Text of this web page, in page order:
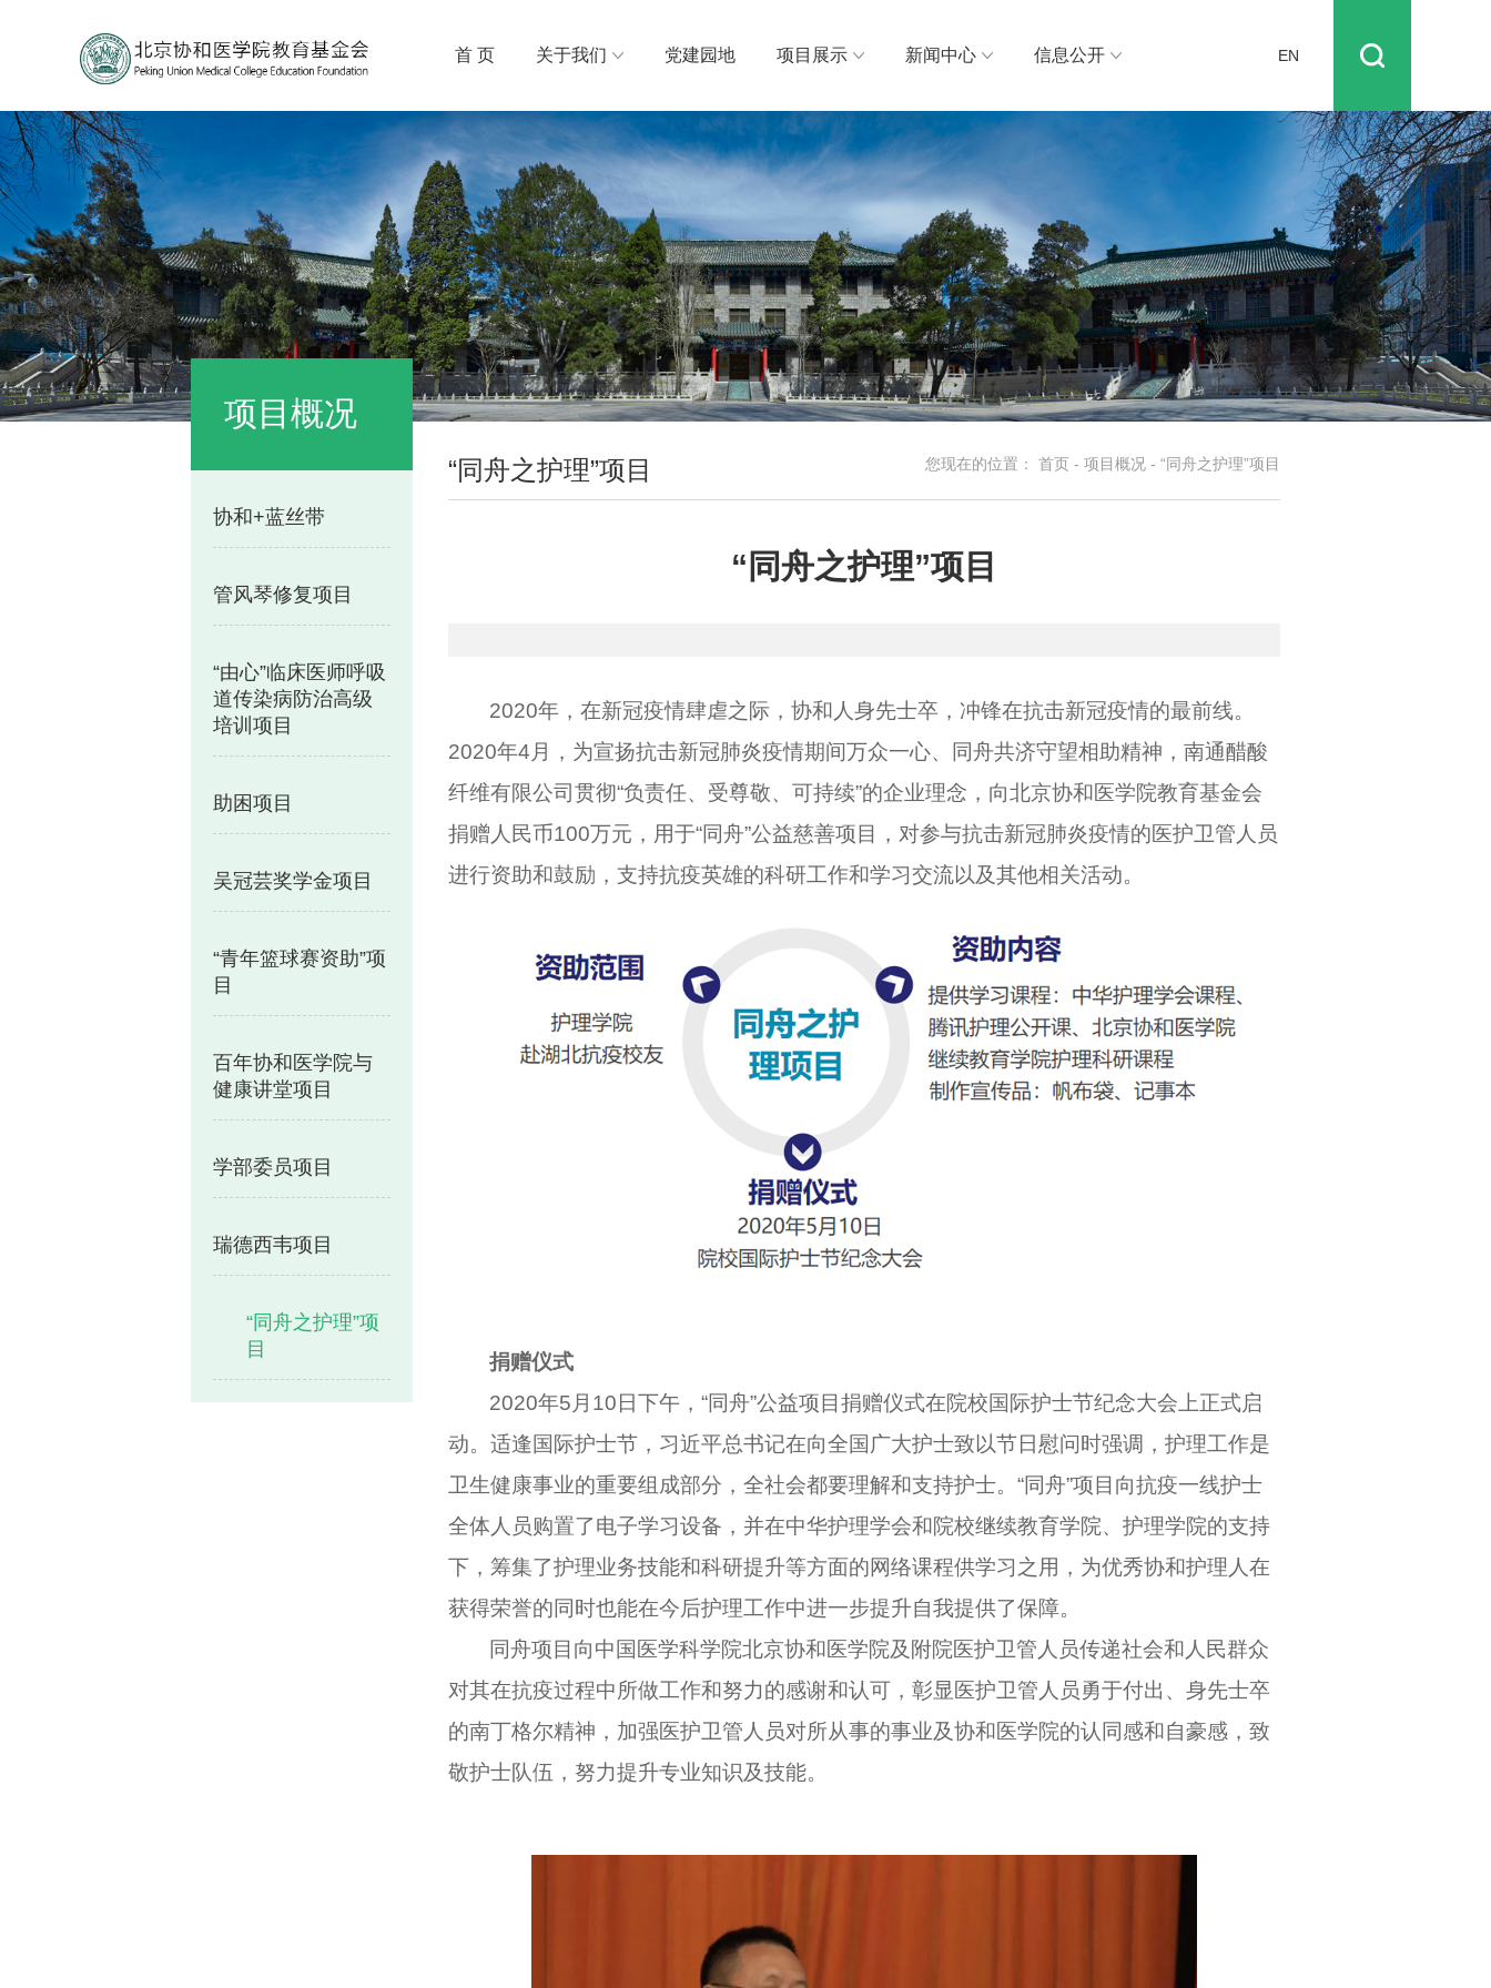
首 页 关于我们 党建园地 项目展示 新闻中心 信息公开 EN
项目概况
协和+蓝丝带
管风琴修复项目
“由心”临床医师呼吸
道传染病防治高级
培训项目
助困项目
吴冠芸奖学金项目
“青年篮球赛资助”项
目
百年协和医学院与
健康讲堂项目
学部委员项目
瑞德西韦项目
“同舟之护理”项
目
“同舟之护理”项目 您现在的位置： 首页 - 项目概况 - “同舟之护理”项目
“同舟之护理”项目
2020年，在新冠疫情肆虐之际，协和人身先士卒，冲锋在抗击新冠疫情的最前线。
2020年4月，为宣扬抗击新冠肺炎疫情期间万众一心、同舟共济守望相助精神，南通醋酸
纤维有限公司贯彻“负责任、受尊敬、可持续”的企业理念，向北京协和医学院教育基金会
捐赠人民币100万元，用于“同舟”公益慈善项目，对参与抗击新冠肺炎疫情的医护卫管人员
进行资助和鼓励，支持抗疫英雄的科研工作和学习交流以及其他相关活动。
捐赠仪式
2020年5月10日下午，“同舟”公益项目捐赠仪式在院校国际护士节纪念大会上正式启
动。适逢国际护士节，习近平总书记在向全国广大护士致以节日慰问时强调，护理工作是
卫生健康事业的重要组成部分，全社会都要理解和支持护士。“同舟”项目向抗疫一线护士
全体人员购置了电子学习设备，并在中华护理学会和院校继续教育学院、护理学院的支持
下，筹集了护理业务技能和科研提升等方面的网络课程供学习之用，为优秀协和护理人在
获得荣誉的同时也能在今后护理工作中进一步提升自我提供了保障。
同舟项目向中国医学科学院北京协和医学院及附院医护卫管人员传递社会和人民群众
对其在抗疫过程中所做工作和努力的感谢和认可，彰显医护卫管人员勇于付出、身先士卒
的南丁格尔精神，加强医护卫管人员对所从事的事业及协和医学院的认同感和自豪感，致
敬护士队伍，努力提升专业知识及技能。